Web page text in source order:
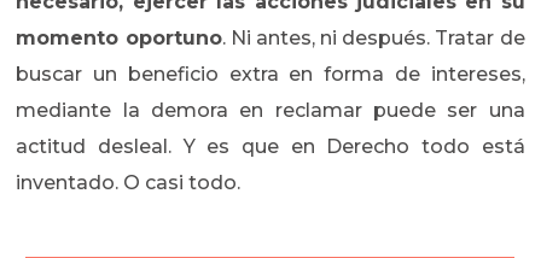
momento oportuno. Ni antes, ni después. Tratar de
buscar un beneficio extra en forma de intereses,
mediante la demora en reclamar puede ser una
actitud desleal. Y es que en Derecho todo está
inventado. O casi todo.